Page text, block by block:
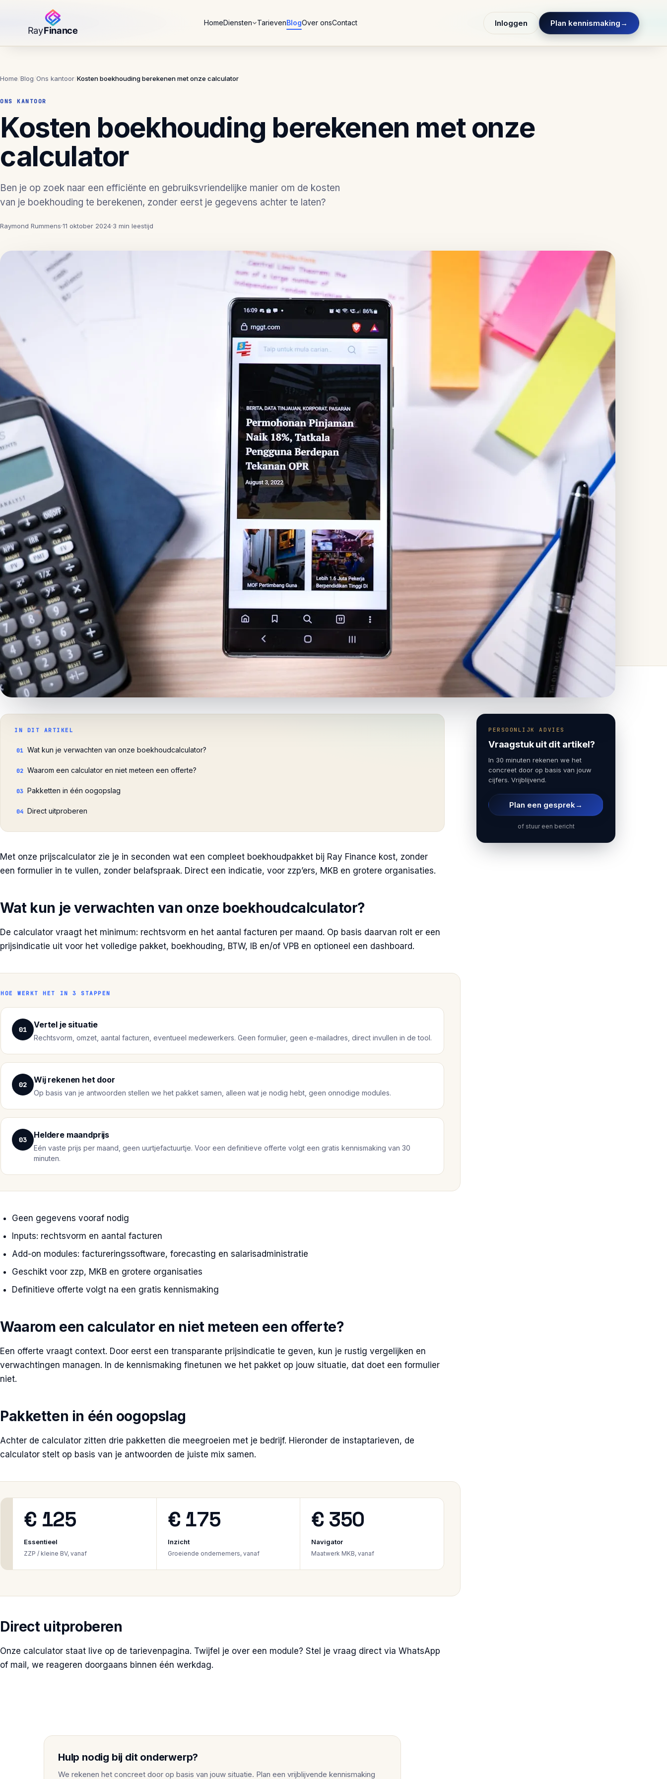
HomeDiensten TarievenBlogOver onsContact Inloggen Plan kennismaking →
Home/Blog/Ons kantoor/Kosten boekhouding berekenen met onze calculator
ONS KANTOOR
Kosten boekhouding berekenen met onze
calculator
Ben je op zoek naar een efficiënte en gebruiksvriendelijke manier om de kosten
van je boekhouding te berekenen, zonder eerst je gegevens achter te laten?
Raymond Rummens·11 oktober 2024·3 min leestijd
PERSOONLIJK ADVIES
Vraagstuk uit dit artikel?
In 30 minuten rekenen we het
concreet door op basis van jouw
cijfers. Vrijblijvend.
Plan een gesprek→
of stuur een bericht
IN DIT ARTIKEL
01 Wat kun je verwachten van onze boekhoudcalculator?
02 Waarom een calculator en niet meteen een offerte?
03 Pakketten in één oogopslag
04 Direct uitproberen
Met onze prijscalculator zie je in seconden wat een compleet boekhoudpakket bij Ray Finance kost, zonder
een formulier in te vullen, zonder belafspraak. Direct een indicatie, voor zzp’ers, MKB en grotere organisaties.
Wat kun je verwachten van onze boekhoudcalculator?
De calculator vraagt het minimum: rechtsvorm en het aantal facturen per maand. Op basis daarvan rolt er een
prijsindicatie uit voor het volledige pakket, boekhouding, BTW, IB en/of VPB en optioneel een dashboard.
HOE WERKT HET IN 3 STAPPEN
01 Vertel je situatie
Rechtsvorm, omzet, aantal facturen, eventueel medewerkers. Geen formulier, geen e-mailadres, direct invullen in de tool.
02 Wij rekenen het door
Op basis van je antwoorden stellen we het pakket samen, alleen wat je nodig hebt, geen onnodige modules.
03 Heldere maandprijs
Eén vaste prijs per maand, geen uurtjefactuurtje. Voor een definitieve offerte volgt een gratis kennismaking van 30
minuten.
Geen gegevens vooraf nodig
Inputs: rechtsvorm en aantal facturen
Add-on modules: factureringssoftware, forecasting en salarisadministratie
Geschikt voor zzp, MKB en grotere organisaties
Definitieve offerte volgt na een gratis kennismaking
Waarom een calculator en niet meteen een offerte?
Een offerte vraagt context. Door eerst een transparante prijsindicatie te geven, kun je rustig vergelijken en
verwachtingen managen. In de kennismaking finetunen we het pakket op jouw situatie, dat doet een formulier
niet.
Pakketten in één oogopslag
Achter de calculator zitten drie pakketten die meegroeien met je bedrijf. Hieronder de instaptarieven, de
calculator stelt op basis van je antwoorden de juiste mix samen.
€ 125
Essentieel
ZZP / kleine BV, vanaf
€ 175
Inzicht
Groeiende ondernemers, vanaf
€ 350
Navigator
Maatwerk MKB, vanaf
Direct uitproberen
Onze calculator staat live op de tarievenpagina. Twijfel je over een module? Stel je vraag direct via WhatsApp
of mail, we reageren doorgaans binnen één werkdag.
Hulp nodig bij dit onderwerp?
We rekenen het concreet door op basis van jouw situatie. Plan een vrijblijvende kennismaking